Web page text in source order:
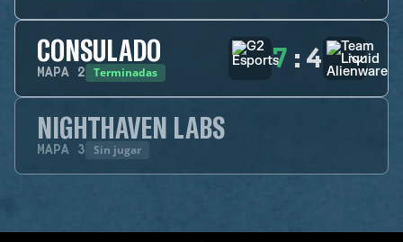
CONSULADO
MAPA 2 Terminadas 7 : 4
NIGHTHAVEN LABS
MAPA 3 Sin jugar